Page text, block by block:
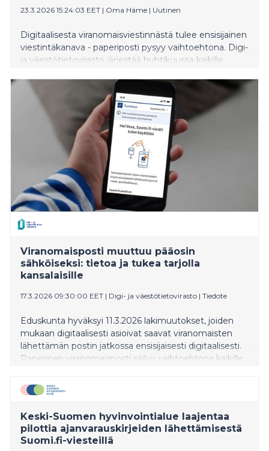
23.3.2026 15:24:03 EET | Oma Häme | Uutinen
Digitaalisesta viranomaisviestinnästä tulee ensisijainen
viestintäkanava - paperiposti pysyy vaihtoehtona. Digi-
ja väestötietovirasto järjestää huhtikuussa kaikille
siirtymisestä.
Viranomaisposti muuttuu pääosin
sähköiseksi: tietoa ja tukea tarjolla
kansalaisille
17.3.2026 09:30:00 EET | Digi- ja väestötietovirasto | Tiedote
Eduskunta hyväksyi 11.3.2026 lakimuutokset, joiden
mukaan digitaalisesti asioivat saavat viranomaisten
lähettämän postin jatkossa ensisijaisesti digitaalisesti.
Paperinen viranomaisposti säilyy vaihtoehtona kaikille.
mitään. Muutos edellyttää vielä lakien vahvistamista ja
tulisi voimaan 14.4.2026.
Keski-Suomen hyvinvointialue laajentaa
pilottia ajanvarauskirjeiden lähettämisestä
Suomi.fi-viesteillä